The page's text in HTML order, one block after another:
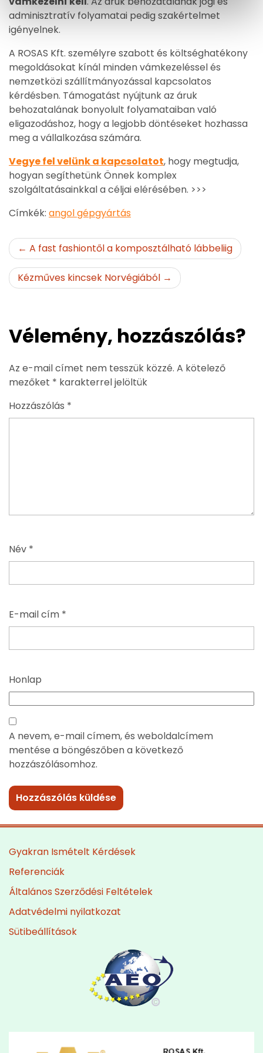
adminisztratív folyamatai pedig szakértelmet
igényelnek.
A ROSAS Kft. személyre szabott és költséghatékony
megoldásokat kínál minden vámkezeléssel és
nemzetközi szállítmányozással kapcsolatos
kérdésben. Támogatást nyújtunk az áruk
behozatalának bonyolult folyamataiban való
eligazodáshoz, hogy a legjobb döntéseket hozhassa
meg a vállalkozása számára.
Vegye fel velünk a kapcsolatot, hogy megtudja,
hogyan segíthetünk Önnek komplex
szolgáltatásainkkal a céljai elérésében. >>>
Címkék: angol gépgyártás
Bejegyzés
navigáció
A fast fashiontől a komposztálható lábbeliig
Kézműves kincsek Norvégiából
Vélemény, hozzászólás?
Az e-mail címet nem tesszük közzé. A kötelező
mezőket * karakterrel jelöltük
Hozzászólás *
Név *
E-mail cím *
Honlap
A nevem, e-mail címem, és weboldalcímem
mentése a böngészőben a következő
hozzászólásomhoz.
Gyakran Ismételt Kérdések
Referenciák
Általános Szerződési Feltételek
Adatvédelmi nyilatkozat
Sütibeállítások